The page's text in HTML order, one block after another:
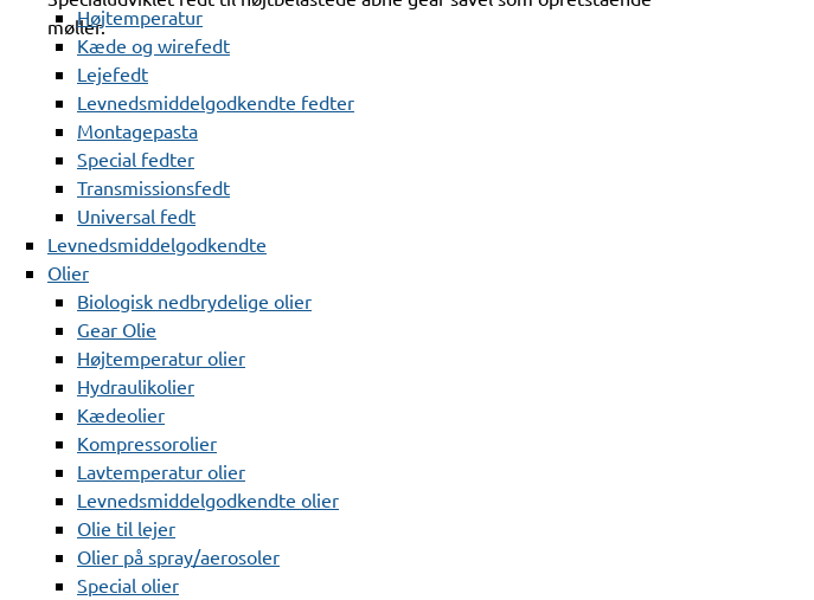
Højtemperatur
Kæde og wirefedt
Lejefedt
Levnedsmiddelgodkendte fedter
Montagepasta
Special fedter
Transmissionsfedt
Universal fedt
Levnedsmiddelgodkendte
Olier
Biologisk nedbrydelige olier
Gear Olie
Højtemperatur olier
Hydraulikolier
Kædeolier
Kompressorolier
Lavtemperatur olier
Levnedsmiddelgodkendte olier
Olie til lejer
Olier på spray/aerosoler
Special olier
møller.